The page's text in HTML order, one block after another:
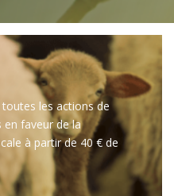
les actions de
faveur de la
à partir de 40 € de